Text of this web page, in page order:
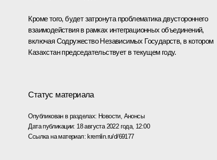
Кроме того, будет затронута проблематика двустороннего
взаимодействия в рамках интеграционных объединений,
включая Содружество Независимых Государств, в котором
Казахстан председательствует в текущем году.
Статус материала
Опубликован в разделах: Новости, Анонсы
Дата публикации: 18 августа 2022 года, 12:00
Ссылка на материал:kremlin.ru/d/69177